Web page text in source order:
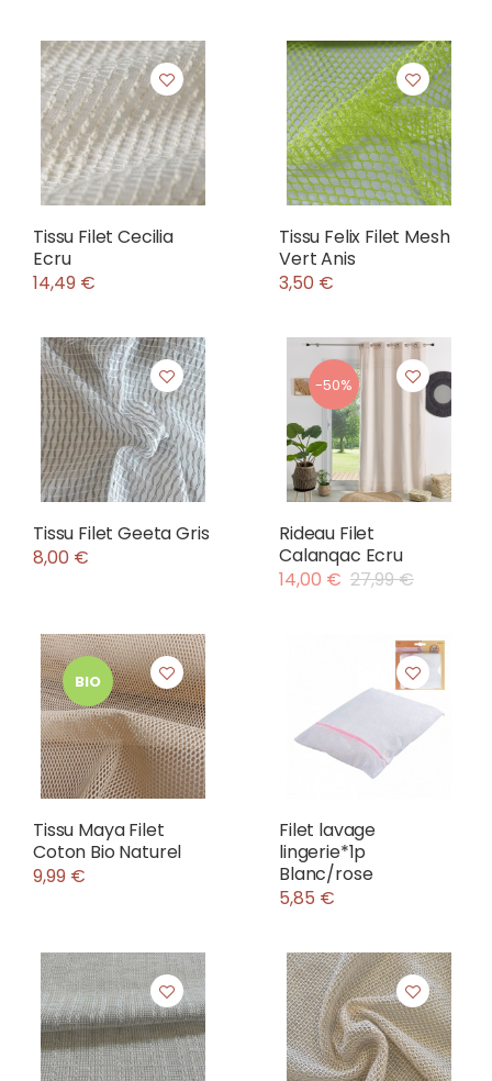
Tissu Filet Cecilia
Ecru
14,49 €
Tissu Felix Filet Mesh
Vert Anis
3,50 €
Tissu Filet Geeta Gris
8,00 €
-50%
Rideau Filet
Calanqac Ecru
14,00 € 27,99 €
BIO
Tissu Maya Filet
Coton Bio Naturel
9,99 €
Filet lavage
lingerie*1p
Blanc/rose
5,85 €